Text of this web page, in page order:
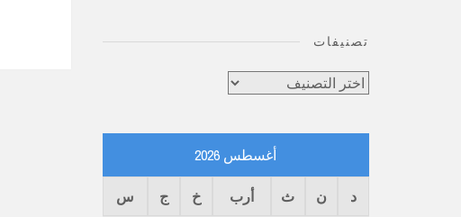
تصنيفات
تصنيفات
أغسطس 2026
د ن ث أرب خ ج
س